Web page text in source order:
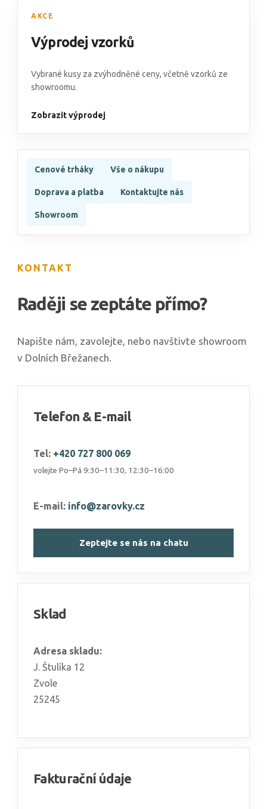
AKCE
Výprodej vzorků
Vybrané kusy za zvýhodněné ceny, včetně vzorků ze
showroomu.
Zobrazit výprodej
Cenové trháky Vše o nákupu
Doprava a platba Kontaktujte nás
Showroom
KONTAKT
Raději se zeptáte přímo?
Napište nám, zavolejte, nebo navštivte showroom
v Dolních Břežanech.
Telefon & E-mail
Tel: +420 727 800 069
volejte Po–Pá 9:30–11:30, 12:30–16:00
E-mail: info@zarovky.cz
Zeptejte se nás na chatu
Sklad
Adresa skladu:
J. Štulíka 12
Zvole
25245
Fakturační údaje